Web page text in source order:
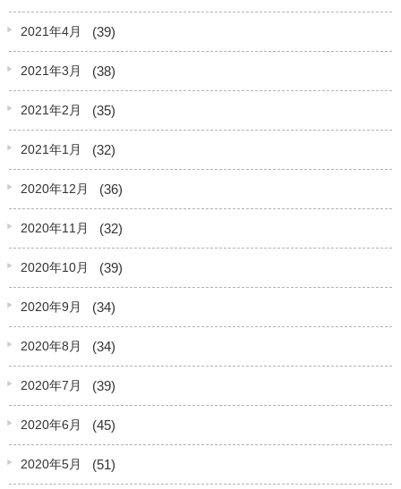
2021年4月 (39)
2021年3月 (38)
2021年2月 (35)
2021年1月 (32)
2020年12月 (36)
2020年11月 (32)
2020年10月 (39)
2020年9月 (34)
2020年8月 (34)
2020年7月 (39)
2020年6月 (45)
2020年5月 (51)